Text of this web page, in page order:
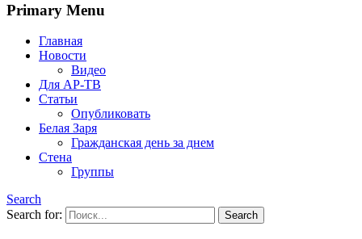
Primary Menu
Главная
Новости
Видео
Для АР-ТВ
Статьи
Опубликовать
Белая Заря
Гражданская день за днем
Стена
Группы
Search
Search for: